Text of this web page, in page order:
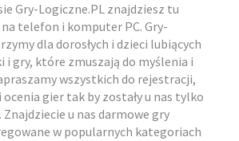
Gry-Logiczne.PL znajdziesz tu
telefon i komputer PC. Gry-
dla dorosłych i dzieci lubiących
i gry, które zmuszają do myślenia i
wszystkich do rejestracji,
gier tak by zostały u nas tylko
u nas darmowe gry
w popularnych kategoriach